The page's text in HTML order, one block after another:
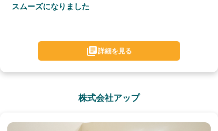
スムーズになりました
詳細を見る
株式会社アップ